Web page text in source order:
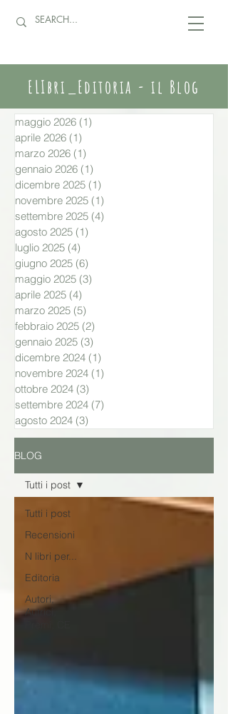
ELIbri_Editoria - il Blog
maggio 2026 (1)
aprile 2026 (1)
marzo 2026 (1)
gennaio 2026 (1)
dicembre 2025 (1)
novembre 2025 (1)
settembre 2025 (4)
agosto 2025 (1)
luglio 2025 (4)
giugno 2025 (6)
maggio 2025 (3)
aprile 2025 (4)
marzo 2025 (5)
febbraio 2025 (2)
gennaio 2025 (3)
dicembre 2024 (1)
novembre 2024 (1)
ottobre 2024 (3)
settembre 2024 (7)
agosto 2024 (3)
BLOG
Tutti i post
Recensioni
N libri per...
Editoria
Autori,
Autrici,
Tutti i post